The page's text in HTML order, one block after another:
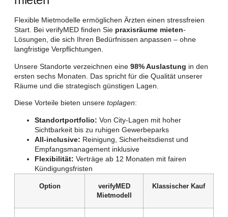
Flexible Mietmodelle ermöglichen Ärzten einen stressfreien
Start. Bei verifyMED finden Sie praxisräume mieten-
Lösungen, die sich Ihren Bedürfnissen anpassen – ohne
langfristige Verpflichtungen.
Unsere Standorte verzeichnen eine 98% Auslastung in den
ersten sechs Monaten. Das spricht für die Qualität unserer
Räume und die strategisch günstigen Lagen.
Diese Vorteile bieten unsere toplagen:
Standortportfolio: Von City-Lagen mit hoher
Sichtbarkeit bis zu ruhigen Gewerbeparks
All-inclusive: Reinigung, Sicherheitsdienst und
Empfangsmanagement inklusive
Flexibilität: Verträge ab 12 Monaten mit fairen
Kündigungsfristen
Option
verifyMED
Mietmodell
Klassischer Kauf